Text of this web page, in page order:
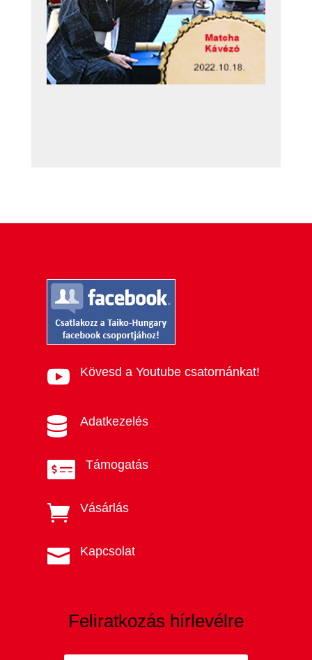
 Kövesd a Youtube csatornánkat!
 Adatkezelés
 Támogatás
 Vásárlás
 Kapcsolat
Feliratkozás hírlevélre